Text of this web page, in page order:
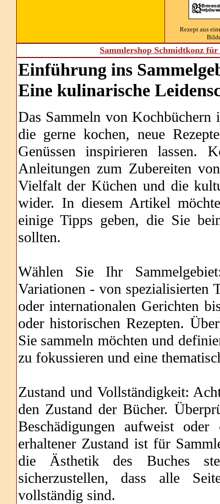
Rezept aus
Sammlershop Schmidtkonz
Einführung ins
Eine kulinarische
Das Sammeln von
die gerne kochen, neue
Genüssen inspirieren lassen.
Anleitungen zum Zubereiten
Vielfalt der Küchen und die
wider. In diesem Artikel
einige Tipps geben, die Sie
sollten.
Wählen Sie Ihr
Variationen - von spezialisierten
oder internationalen Gerichten
oder historischen Rezepten.
Sie sammeln möchten und
zu fokussieren und eine
Zustand und Vollständigkeit:
den Zustand der Bücher.
Beschädigungen aufweist
erhaltener Zustand ist für
die Ästhetik des Buches
sicherzustellen, dass alle
vollständig sind.